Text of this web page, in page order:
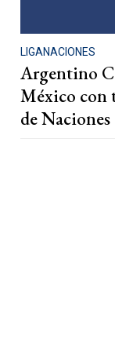
LIGANACIONES
Argentino
México con
de